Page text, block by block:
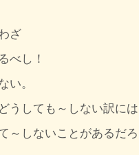
ざ
べし！
い。
しても～しない訳には
しないことがあるだろ